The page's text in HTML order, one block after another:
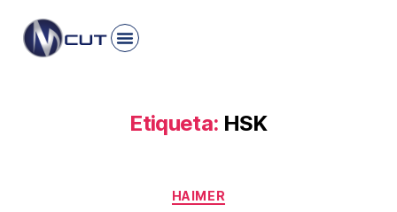
Etiqueta: HSK
HAIMER